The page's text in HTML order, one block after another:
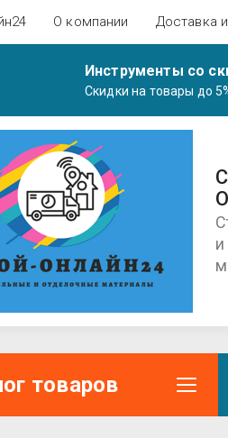
О компании Доставка
Инструменты со
Скидки на товары до
товаров